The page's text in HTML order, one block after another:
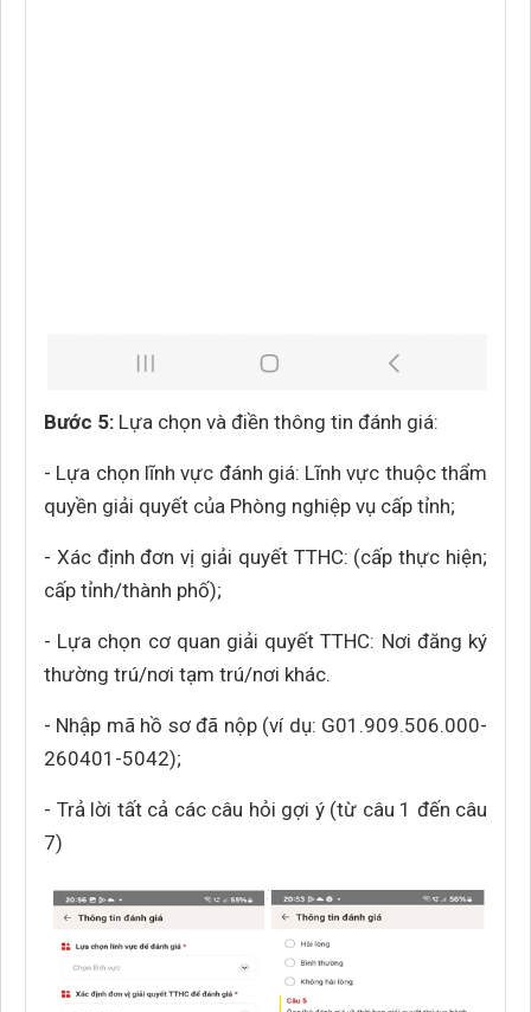
Bước 5: Lựa chọn và điền thông tin đánh giá:
- Lựa chọn lĩnh vực đánh giá: Lĩnh vực thuộc thẩm
quyền giải quyết của Phòng nghiệp vụ cấp tỉnh;
- Xác định đơn vị giải quyết TTHC: (cấp thực hiện;
cấp tỉnh/thành phố);
- Lựa chọn cơ quan giải quyết TTHC: Nơi đăng ký
thường trú/nơi tạm trú/nơi khác.
- Nhập mã hồ sơ đã nộp (ví dụ: G01.909.506.000-
260401-5042);
- Trả lời tất cả các câu hỏi gợi ý (từ câu 1 đến câu
7)